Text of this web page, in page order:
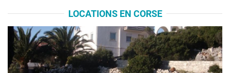
LOCATIONS EN CORSE